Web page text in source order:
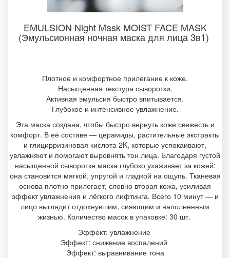
EMULSION Night Mask MOIST FACE MASK
(Эмульсионная ночная маска для лица 3в1)
Плотное и комфортное прилегание к коже.
Насыщенная текстура сыворотки.
Активная эмульсия быстро впитывается.
Глубокое и интенсивное увлажнение.
Эта маска создана, чтобы быстро вернуть коже свежесть и
комфорт. В её составе — церамиды, растительные экстракты
и глицирризиновая кислота 2K, которые успокаивают,
увлажняют и помогают выровнять тон лица. Благодаря густой
насыщенной сыворотке маска глубоко ухаживает за кожей:
она становится мягкой, упругой и гладкой на ощупь. Тканевая
основа плотно прилегает, словно вторая кожа, усиливая
эффект увлажнения и лёгкого лифтинга. Всего 10 минут — и
лицо выглядит отдохнувшим, сияющим и наполненным
жизнью. Количество масок в упаковке: 30 шт.
Эффект: увлажнение
Эффект: снижение воспалений
Эффект: выравнивание тона